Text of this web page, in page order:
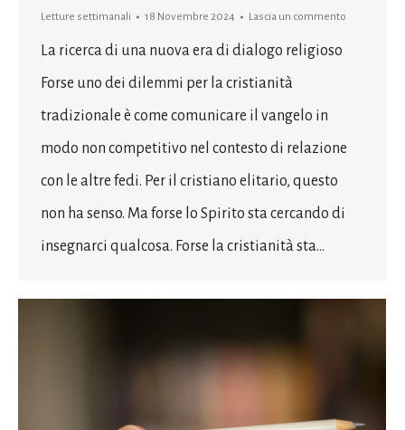
Letture settimanali 18 Novembre 2024 Lascia un commento
La ricerca di una nuova era di dialogo religioso
Forse uno dei dilemmi per la cristianità
tradizionale è come comunicare il vangelo in
modo non competitivo nel contesto di relazione
con le altre fedi. Per il cristiano elitario, questo
non ha senso. Ma forse lo Spirito sta cercando di
insegnarci qualcosa. Forse la cristianità sta…